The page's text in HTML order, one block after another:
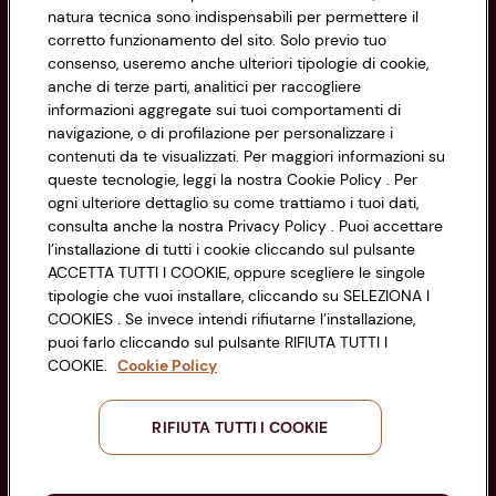
Privacy Policy
Cookie Policy
Impostazioni Cookie
Accessibilità
CONAD SOCIETÀ COOPERATIVA
Via Michelino, 59 | 40127 BOLOGNA
Codice Fiscale e Registro Imprese
di Bologna 00865960157
PARTITA IVA 03320960374
Servizio clienti
Seguici sui Social:
natura tecnica sono indispensabili per permettere il
corretto funzionamento del sito. Solo previo tuo
consenso, useremo anche ulteriori tipologie di cookie,
anche di terze parti, analitici per raccogliere
informazioni aggregate sui tuoi comportamenti di
navigazione, o di profilazione per personalizzare i
contenuti da te visualizzati. Per maggiori informazioni su
queste tecnologie, leggi la nostra Cookie Policy . Per
ogni ulteriore dettaglio su come trattiamo i tuoi dati,
consulta anche la nostra Privacy Policy . Puoi accettare
l’installazione di tutti i cookie cliccando sul pulsante
ACCETTA TUTTI I COOKIE, oppure scegliere le singole
tipologie che vuoi installare, cliccando su SELEZIONA I
COOKIES . Se invece intendi rifiutarne l’installazione,
puoi farlo cliccando sul pulsante RIFIUTA TUTTI I
COOKIE. Cookie Policy
RIFIUTA TUTTI I COOKIE